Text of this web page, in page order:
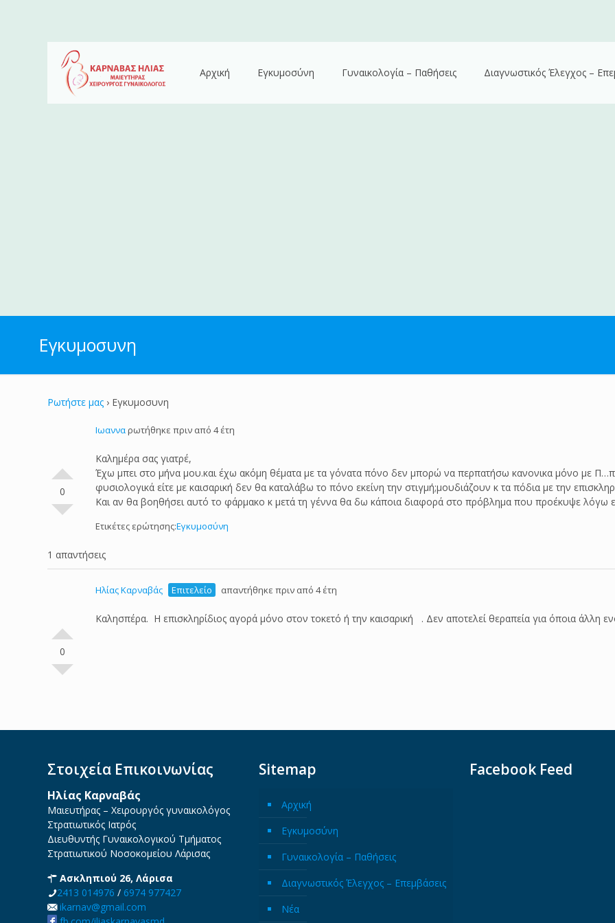
Αρχική Εγκυμοσύνη Γυναικολογία – Παθήσεις Διαγνωστικός Έλεγχος –
Εγκυμοσυνη
Ρωτήστε μας › Εγκυμοσυνη
0
Ιωανναρωτήθηκε πριν από 4 έτη
Καλημέρα σας γιατρέ,
Έχω μπει στο μήνα μου.και έχω ακόμη θέματα με τα γόνατα πόνο δεν μπορώ να περπατήσω κανονικα μόνο με
φυσιολογικά είτε με καισαρική δεν θα καταλάβω το πόνο εκείνη την στιγμή;μουδιάζουν κ τα πόδια με την
Και αν θα βοηθήσει αυτό το φάρμακο κ μετά τη γέννα θα δω κάποια διαφορά στο πρόβλημα που προέκυψε λόγω
Ετικέτες ερώτησης:Εγκυμοσύνη
1 απαντήσεις
0
Ηλίας Καρναβάς Επιτελείο απαντήθηκε πριν από 4 έτη
Καλησπέρα. Η επισκληρίδιος αγορά μόνο στον τοκετό ή την καισαρική . Δεν αποτελεί θεραπεία για όποια άλλη
Στοιχεία Επικοινωνίας
Ηλίας Καρναβάς
Μαιευτήρας – Χειρουργός γυναικολόγος
Στρατιωτικός Ιατρός
Διευθυντής Γυναικολογικού Τμήματος
Στρατιωτικού Νοσοκομείου Λάρισας
Ασκληπιού 26, Λάρισα
2413 014976 / 6974 977427
ikarnav@gmail.com
Sitemap
Αρχική
Εγκυμοσύνη
Γυναικολογία – Παθήσεις
Διαγνωστικός Έλεγχος – Επεμβάσεις
Νέα
Facebook Feed